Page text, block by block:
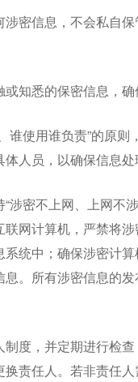
密信息，不会私自
知悉的保密信息，
谁使用谁负责”的原
人员，以确保信息处
涉密不上网、上网不
网计算机，严禁将
统中；确保涉密计
。所有涉密信息的
度，并定期进行检
责任人。若非责任